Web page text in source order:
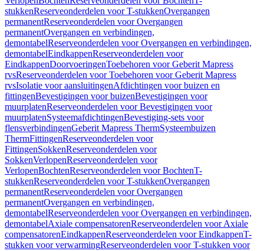
stukkenReserveonderdelen voor T-stukkenOvergangen
permanentReserveonderdelen voor Overgangen
permanentOvergangen en verbindingen,
demontabelReserveonderdelen voor Overgangen en verbindingen,
demontabelEindkappenReserveonderdelen voor
EindkappenDoorvoeringenToebehoren voor Geberit Mapress
rvsReserveonderdelen voor Toebehoren voor Geberit Mapress
rvsIsolatie voor aansluitingenAfdichtingen voor buizen en
fittingenBevestigingen voor buizenBevestigingen voor
muurplatenReserveonderdelen voor Bevestigingen voor
muurplatenSysteemafdichtingenBevestiging-sets voor
flensverbindingenGeberit Mapress ThermSysteembuizen
ThermFittingenReserveonderdelen voor
FittingenSokkenReserveonderdelen voor
SokkenVerlopenReserveonderdelen voor
VerlopenBochtenReserveonderdelen voor BochtenT-
stukkenReserveonderdelen voor T-stukkenOvergangen
permanentReserveonderdelen voor Overgangen
permanentOvergangen en verbindingen,
demontabelReserveonderdelen voor Overgangen en verbindingen,
demontabelAxiale compensatorenReserveonderdelen voor Axiale
compensatorenEindkappenReserveonderdelen voor EindkappenT-
stukken voor verwarmingReserveonderdelen voor T-stukken voor